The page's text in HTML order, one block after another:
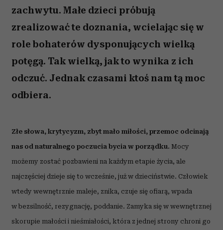
zachwytu. Małe dzieci próbują
zrealizować te doznania, wcielając się w
role bohaterów dysponujących wielką
potęgą. Tak wielką, jak to wynika z ich
odczuć. Jednak czasami ktoś nam tą moc
odbiera.
Złe słowa, krytycyzm, zbyt mało miłości, przemoc odcinają
nas od naturalnego poczucia bycia w porządku. Mocy
możemy zostać pozbawieni na każdym etapie życia, ale
najczęściej dzieje się to wcześnie, już w dzieciństwie. Człowiek
wtedy wewnętrznie maleje, znika, czuje się ofiarą, wpada
w bezsilność, rezygnację, poddanie. Zamyka się w wewnętrznej
skorupie małości i nieśmiałości, która z jednej strony chroni go